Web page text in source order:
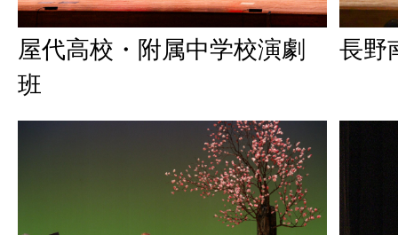
屋代高校・附属中学校演劇
班
長野